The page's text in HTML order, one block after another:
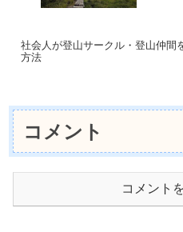
社会人が登山サークル・登山仲間
方法
コメント
コメント